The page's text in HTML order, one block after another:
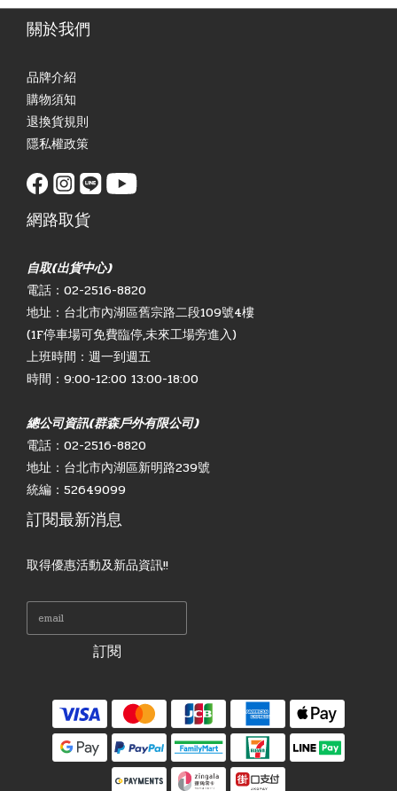
關於我們
品牌介紹
購物須知
退換貨規則
隱私權政策
網路取貨
自取(出貨中心)
電話：02-2516-8820
地址：台北市內湖區舊宗路二段109號4樓
(1F停車場可免費臨停,未來工場旁進入)
上班時間：週一到週五
時間：9:00-12:00 13:00-18:00
總公司資訊(群森戶外有限公司)
電話：02-2516-8820
地址：台北市內湖區新明路239號
統編：52649099
訂閱最新消息
取得優惠活動及新品資訊!!
訂閱